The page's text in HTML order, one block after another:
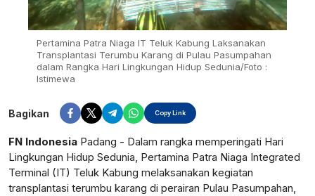
Pertamina Patra Niaga IT Teluk Kabung Laksanakan
Transplantasi Terumbu Karang di Pulau Pasumpahan
dalam Rangka Hari Lingkungan Hidup Sedunia/Foto :
Istimewa
Bagikan Copy Link
FN Indonesia Padang - Dalam rangka memperingati Hari
Lingkungan Hidup Sedunia, Pertamina Patra Niaga Integrated
Terminal (IT) Teluk Kabung melaksanakan kegiatan
transplantasi terumbu karang di perairan Pulau Pasumpahan,